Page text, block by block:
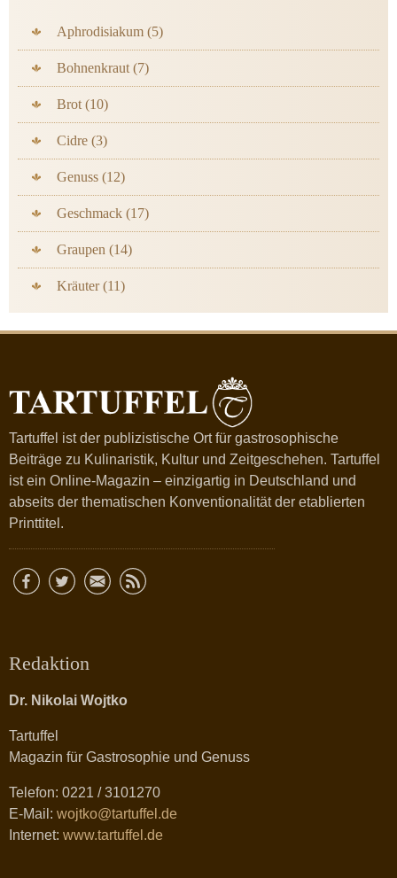
Aphrodisiakum (5)
Bohnenkraut (7)
Brot (10)
Cidre (3)
Genuss (12)
Geschmack (17)
Graupen (14)
Kräuter (11)
Tartuffel ist der publizistische Ort für gastrosophische
Beiträge zu Kulinaristik, Kultur und Zeitgeschehen. Tartuffel
ist ein Online-Magazin – einzigartig in Deutschland und
abseits der thematischen Konventionalität der etablierten
Printtitel.
Redaktion
Dr. Nikolai Wojtko
Tartuffel
Magazin für Gastrosophie und Genuss
Telefon: 0221 / 3101270
E-Mail: wojtko@tartuffel.de
Internet: www.tartuffel.de